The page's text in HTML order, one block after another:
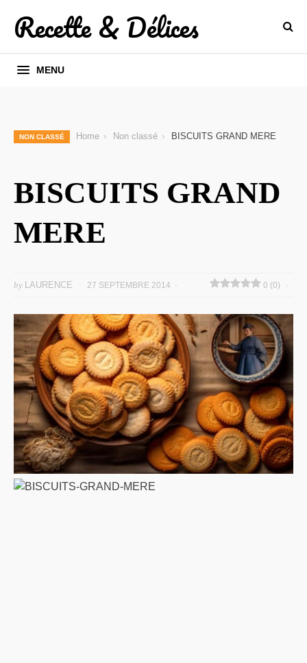
Recette & Délices
MENU
NON CLASSÉ Home Non classé BISCUITS GRAND MERE
BISCUITS GRAND
MERE
by LAURENCE 27 SEPTEMBRE 2014 0 (0)